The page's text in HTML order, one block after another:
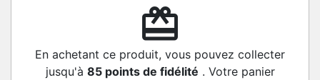
redeem
En achetant ce produit, vous pouvez collecter
jusqu'à 85points de fidélité . Votre panier